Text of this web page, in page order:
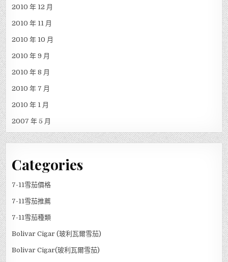
2010 年 12 月
2010 年 11 月
2010 年 10 月
2010 年 9 月
2010 年 8 月
2010 年 7 月
2010 年 1 月
2007 年 5 月
Categories
7-11雪茄價格
7-11雪茄推薦
7-11雪茄種類
Bolivar Cigar (玻利瓦爾雪茄)
Bolivar Cigar(玻利瓦爾雪茄)